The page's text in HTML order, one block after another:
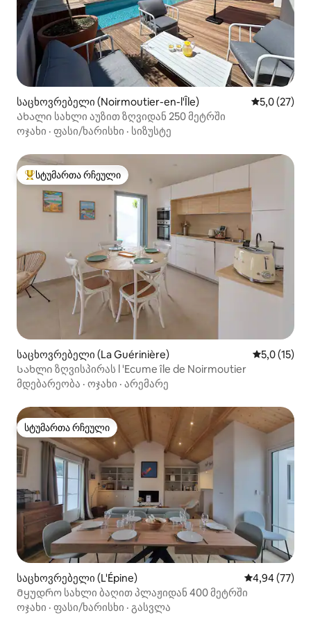
საცხოვრებელი (Noirmoutier-en-l'Île) საშუალო
5,0 (27)
Ახალი სახლი აუზით ზღვიდან 250 მეტრში
ოჯახი · ფასი/ხარისხი · სიზუსტე
სტუმართა რჩეული მოწინავე ვარიანტი
სტუმართა რჩეული
საცხოვრებელი (La Guérinière) საშუალო
5,0 (15)
Სახლი ზღვისპირას l 'Ecume île de Noirmoutier
მდებარეობა · ოჯახი · არემარე
სტუმართა რჩეული
სტუმართა რჩეული
საცხოვრებელი (L'Épine) საშუალო
4,94 (77)
Მყუდრო სახლი ბაღით პლაჟიდან 400 მეტრში
ოჯახი · ფასი/ხარისხი · გასვლა